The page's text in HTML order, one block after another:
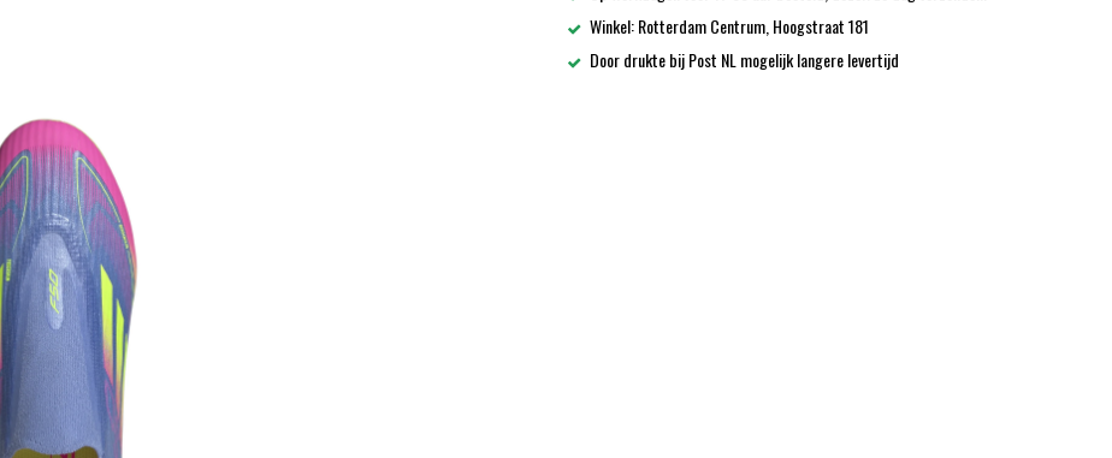
Winkel: Rotterdam Centrum, Hoogstraat 181
Door drukte bij Post NL mogelijk langere levertijd